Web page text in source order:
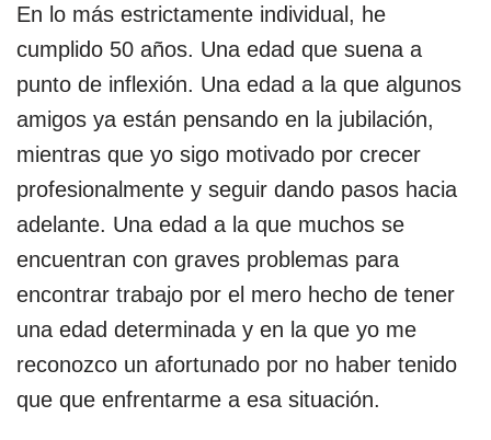
En lo más estrictamente individual, he
cumplido 50 años. Una edad que suena a
punto de inflexión. Una edad a la que algunos
amigos ya están pensando en la jubilación,
mientras que yo sigo motivado por crecer
profesionalmente y seguir dando pasos hacia
adelante. Una edad a la que muchos se
encuentran con graves problemas para
encontrar trabajo por el mero hecho de tener
una edad determinada y en la que yo me
reconozco un afortunado por no haber tenido
que que enfrentarme a esa situación.